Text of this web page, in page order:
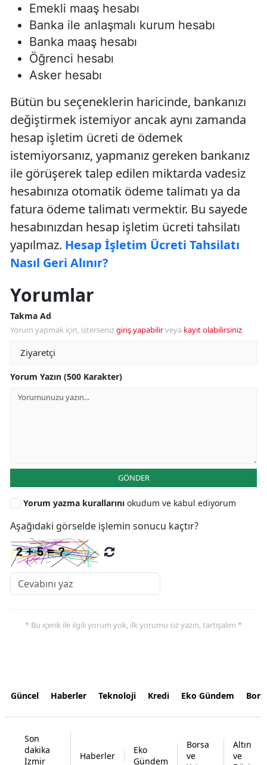
Emekli maaş hesabı
Banka ile anlaşmalı kurum hesabı
Banka maaş hesabı
Öğrenci hesabı
Asker hesabı
Bütün bu seçeneklerin haricinde, bankanızı
değiştirmek istemiyor ancak aynı zamanda
hesap işletim ücreti de ödemek
istemiyorsanız, yapmanız gereken bankanız
ile görüşerek talep edilen miktarda vadesiz
hesabınıza otomatik ödeme talimatı ya da
fatura ödeme talimatı vermektir. Bu sayede
hesabınızdan hesap işletim ücreti tahsilatı
yapılmaz. Hesap İşletim Ücreti Tahsilatı
Nasıl Geri Alınır?
Yorumlar
Takma Ad
Yorum yapmak için, istersenizgiriş yapabilirveya kayıt olabilirsiniz.
Yorum Yazın (500 Karakter)
GÖNDER
Yorum yazma kurallarını okudum ve kabul ediyorum
Aşağıdaki görselde işlemin sonucu kaçtır?
* Bu içerik ile ilgili yorum yok, ilk yorumu siz yazın, tartışalım *
Güncel Haberler Teknoloji Kredi Eko Gündem
Son
dakika
İzmir
Haberler
Eko
Gündem
Borsa
ve
Altın
ve